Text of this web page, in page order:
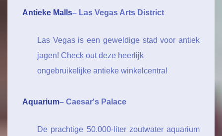
Antieke Malls– Las Vegas Arts District
Las Vegas is een geweldige stad voor antiek
jagen! Check out deze heerlijk
ongebruikelijke antieke winkelcentra!
Aquarium– Caesar's Palace
De prachtige 50.000-liter zoutwater aquarium